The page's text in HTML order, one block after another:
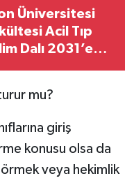
Üniversitesi
Acil Tıp
Dalı 2031’e
mu?
giriş
konusu olsa da
veya hekimlik